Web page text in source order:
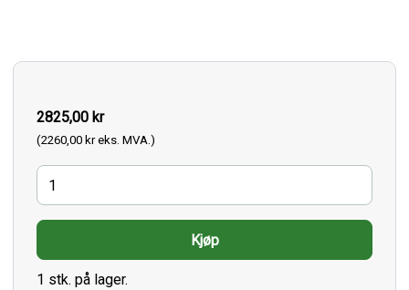
2825,00 kr
(2260,00 kr eks. MVA.)
1 stk. på lager.